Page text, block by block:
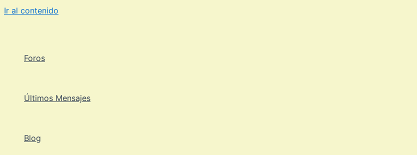
Ir al contenido
Foros
Últimos Mensajes
Blog